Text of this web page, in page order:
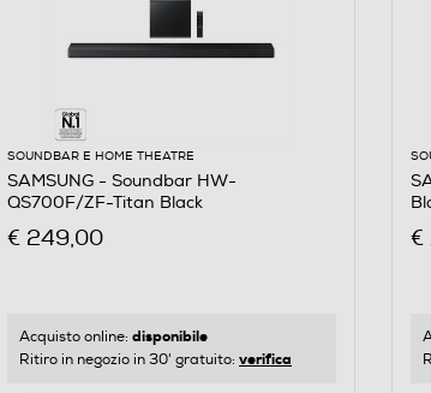
SOUNDBAR E HOME THEATRE
SAMSUNG - Soundbar HW-
QS700F/ZF-Titan Black
€ 249,00
Acquisto online: disponibile
Ritiro in negozio in 30' gratuito: verifica
€